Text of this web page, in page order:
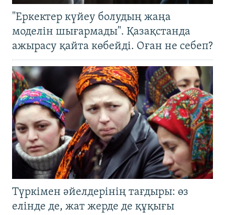
"Еркектер күйеу болудың жаңа
моделін шығармады". Қазақстанда
ажырасу қайта көбейді. Оған не себеп?
Түркімен әйелдерінің тағдыры: өз
елінде де, жат жерде де құқығы